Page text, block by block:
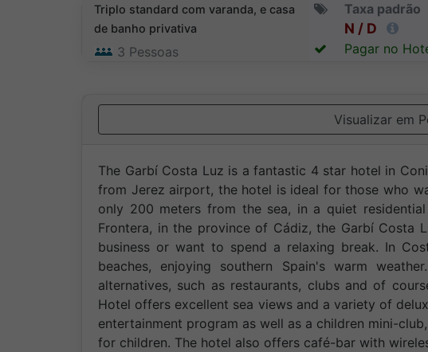
Triplo standard com varanda, e casa
de banho privativa
3 Pessoas
Taxa padrão
N / D
Pagar no
Visualizar em
The Garbí Costa Luz is a fantastic 4 star hotel in
from Jerez airport, the hotel is ideal for those who
only 200 meters from the sea, in a quiet
Frontera, in the province of Cádiz, the Garbí
business or want to spend a relaxing break. In
beaches, enjoying southern Spain's warm
alternatives, such as restaurants, clubs and of
Hotel offers excellent sea views and a variety of
entertainment program as well as a children mini-
for children. The hotel also offers café-bar with